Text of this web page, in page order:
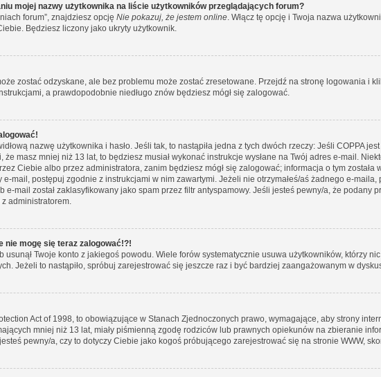
mojej nazwy użytkownika na liście użytkowników przeglądających forum?
forum”, znajdziesz opcję Nie pokazuj, że jestem online . Włącz tę opcję i Twoja nazwa
Będziesz liczony jako ukryty użytkownik.
zostać odzyskane, ale bez problemu może zostać zresetowane. Przejdź na stronę logowania i
a prawdopodobnie niedługo znów będziesz mógł się zalogować.
nazwę użytkownika i hasło. Jeśli tak, to nastąpiła jedna z tych dwóch rzeczy: Jeśli COPPA jest
że masz mniej niż 13 lat, to będziesz musiał wykonać instrukcje wysłane na Twój adres e-mail.
Ciebie albo przez administratora, zanim będziesz mógł się zalogować; informacja o tym została
e-mail, postępuj zgodnie z instrukcjami w nim zawartymi. Jeżeli nie otrzymałeś/aś żadnego e-
e-mail został zaklasyfikowany jako spam przez filtr antyspamowy. Jeśli jesteś pewny/a, że podany
administratorem.
nie mogę się teraz zalogować!?!
usunął Twoje konto z jakiegoś powodu. Wiele forów systematycznie usuwa użytkowników, którzy
Jeżeli to nastąpiło, spróbuj zarejestrować się jeszcze raz i być bardziej zaangażowanym w
Act of 1998, to obowiązujące w Stanach Zjednoczonych prawo, wymagające, aby strony
mniej niż 13 lat, miały piśmienną zgodę rodziców lub prawnych opiekunów na zbieranie
pewny/a, czy to dotyczy Ciebie jako kogoś próbującego zarejestrować się na stronie WWW,